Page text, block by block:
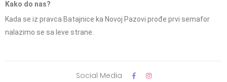
Kako do nas?
Kada se iz pravca Batajnice ka Novoj Pazovi prođe prvi semafor
nalazimo se sa leve strane.
Social Media